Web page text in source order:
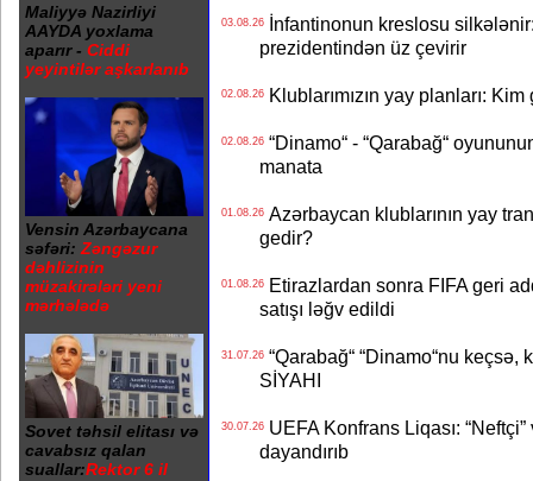
Maliyyə Nazirliyi
AAYDA yoxlama
aparır - Ciddi
yeyintilər aşkarlanıb
Vensin Azərbaycana
səfəri: Zəngəzur
dəhlizinin
müzakirələri yeni
mərhələdə
Sovet təhsil elitası və
cavabsız qalan
suallar:Rektor 6 il
03.08.26İnfantinonun kreslosu
prezidentindən üz çevirir
02.08.26Klublarımızın yay planları:
02.08.26“Dinamo“ - “Qarabağ“
manata
01.08.26Azərbaycan klublarının yay
gedir?
01.08.26Etirazlardan sonra FIFA geri
satışı ləğv edildi
31.07.26“Qarabağ“ “Dinamo“nu keçsə,
SİYAHI
30.07.26UEFA Konfrans Liqası: “Neftçi”
dayandırıb